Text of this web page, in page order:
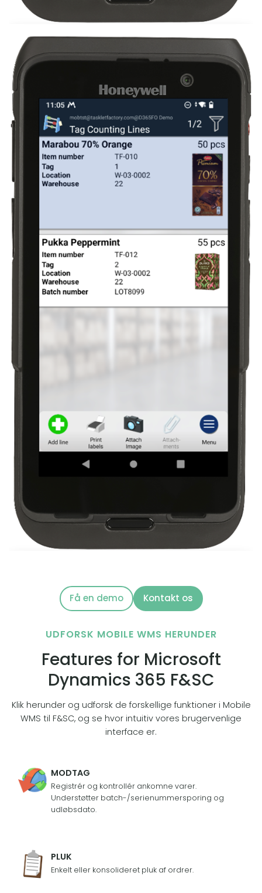
Få en demo Kontakt os
UDFORSK MOBILE WMS HERUNDER
Features for Microsoft
Dynamics 365 F&SC
Klik herunder og udforsk de forskellige funktioner i Mobile
WMS til F&SC, og se hvor intuitiv vores brugervenlige
interface er.
MODTAG
Registrér og kontrollér ankomne varer.
Understøtter batch-/serienummersporing og
udløbsdato.
PLUK
Enkelt eller konsolideret pluk af ordrer.